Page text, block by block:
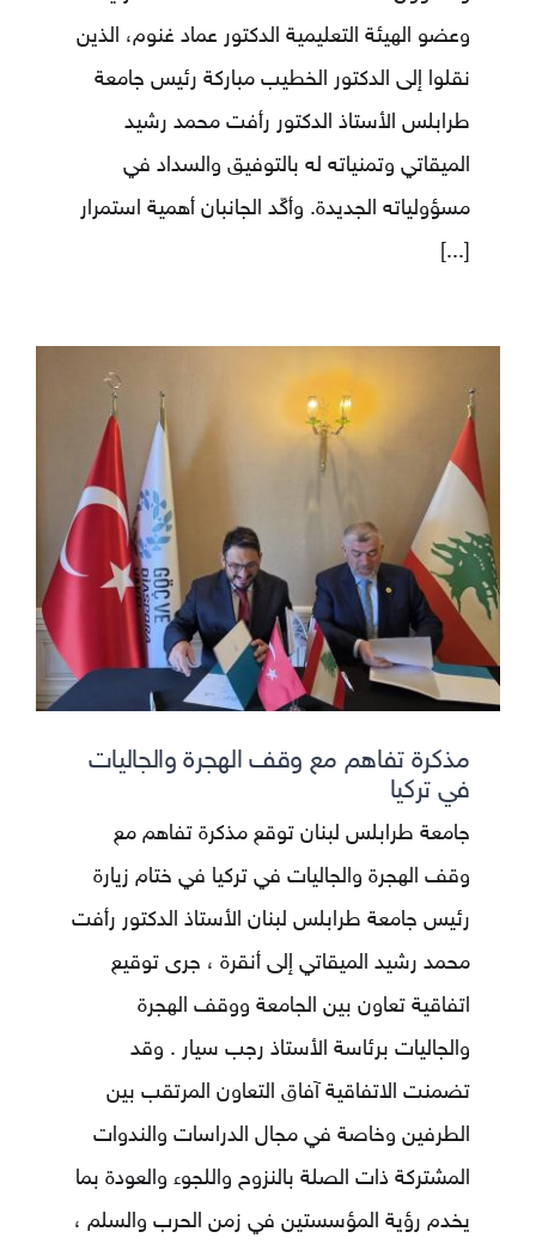
وعضو الهيئة التعليمية الدكتور عماد غنوم، الذين
نقلوا إلى الدكتور الخطيب مباركة رئيس جامعة
طرابلس الأستاذ الدكتور رأفت محمد رشيد
الميقاتي وتمنياته له بالتوفيق والسداد في
مسؤولياته الجديدة. وأكّد الجانبان أهمية استمرار
[...]
مذكرة تفاهم مع وقف الهجرة والجاليات
في تركيا
جامعة طرابلس لبنان توقع مذكرة تفاهم مع
وقف الهجرة والجاليات في تركيا في ختام زيارة
رئيس جامعة طرابلس لبنان الأستاذ الدكتور رأفت
محمد رشيد الميقاتي إلى أنقرة ، جرى توقيع
اتفاقية تعاون بين الجامعة ووقف الهجرة
والجاليات برئاسة الأستاذ رجب سيار . وقد
تضمنت الاتفاقية آفاق التعاون المرتقب بين
الطرفين وخاصة في مجال الدراسات والندوات
المشتركة ذات الصلة بالنزوح واللجوء والعودة بما
يخدم رؤية المؤسستين في زمن الحرب والسلم ،